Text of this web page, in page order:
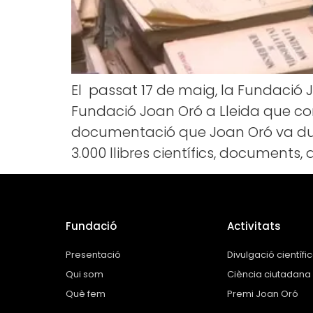
El passat 17 de maig, la Fundació
Fundació Joan Oró a Lleida que
documentació que Joan Oró va
3.000 llibres científics, documents,
Fundació
Presentació
Qui som
Què fem
Activitats
Divulgació
Ciència ciutadana
Premi Joan Oró